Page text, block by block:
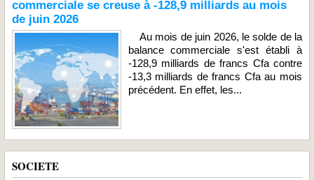
commerciale se creuse à -128,9 milliards au mois
de juin 2026
Au mois de juin 2026, le solde de la
balance commerciale s'est établi à
-128,9 milliards de francs Cfa contre
-13,3 milliards de francs Cfa au mois
précédent. En effet, les...
SOCIETE